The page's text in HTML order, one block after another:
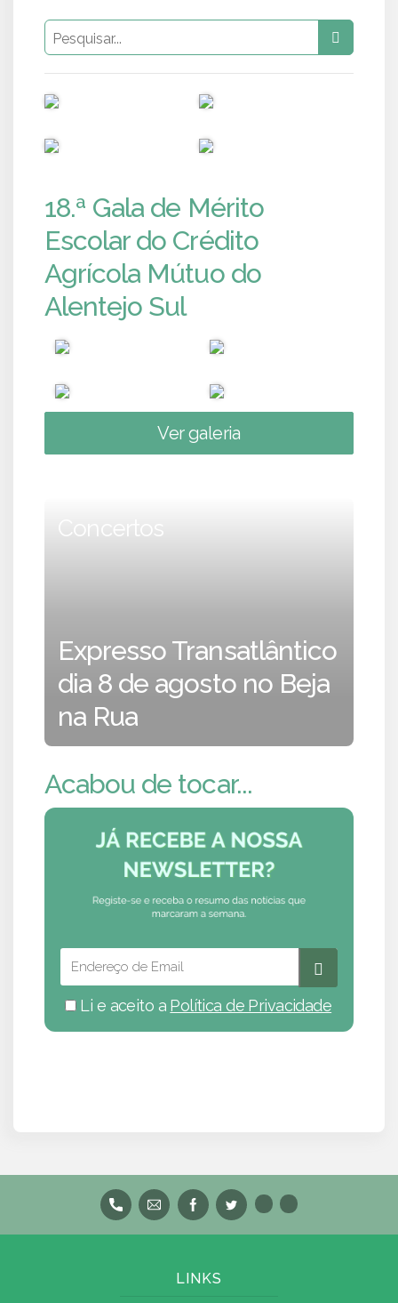
18.ª Gala de Mérito
Escolar do Crédito
Agrícola Mútuo do
Alentejo Sul
Ver galeria
Concertos
Expresso Transatlântico
dia 8 de agosto no Beja
na Rua
Acabou de tocar...
Li e aceito a Política de Privacidade
LINKS